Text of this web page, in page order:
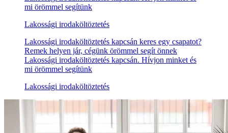
mi örömmel segítünk
Lakossági irodaköltöztetés
Lakossági irodaköltöztetés kapcsán keres egy csapatot?
Remek helyen jár, cégünk örömmel segít önnek
Lakossági irodaköltöztetés kapcsán. Hívjon minket és
mi örömmel segítünk
Lakossági irodaköltöztetés